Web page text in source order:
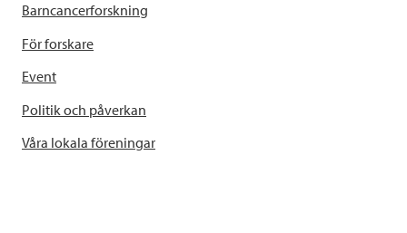
Barncancerforskning
För forskare
Event
Politik och påverkan
Våra lokala föreningar